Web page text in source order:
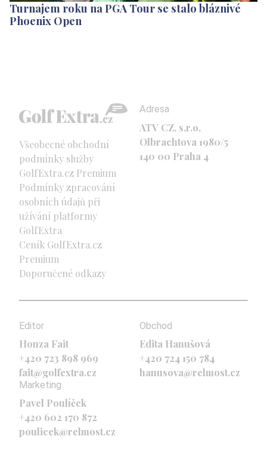
Turnajem roku na PGA Tour se stalo bláznivé
Phoenix Open
Všeobecné obchodní
podmínky služby
GolfExtra.cz Premium
Podmínky zpracování
osobních údajů při
užívání platformy
GolfExtra
Ceník GolfExtra.cz
Premium
Doporučené odkazy
Adresa
ATV CZ, s.r.o.
Olbrachtova 1980/5
140 00 Praha 4
Editor
Honza Fait
+420 723 898 969
fait@golfextra.cz
Obchod
Edita Hanušová
+420 724 150 784
hanusova@relmost.cz
Marketing
Pavel Poulíček
+420 602 170 872
poulicek@relmost.cz